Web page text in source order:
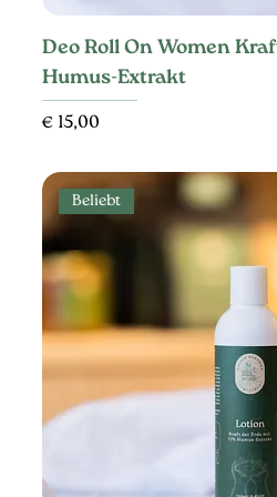
Deo Roll On Women
Humus-Extrakt
Preis
€ 15,00
Beliebt